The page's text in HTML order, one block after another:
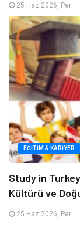
25 Haz 2026, Per
EĞITIM & KARIYER
Study in
Kültürü ve
25 Haz 2026, Per